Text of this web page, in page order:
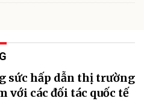
sức hấp dẫn thị trường
với các đối tác quốc tế